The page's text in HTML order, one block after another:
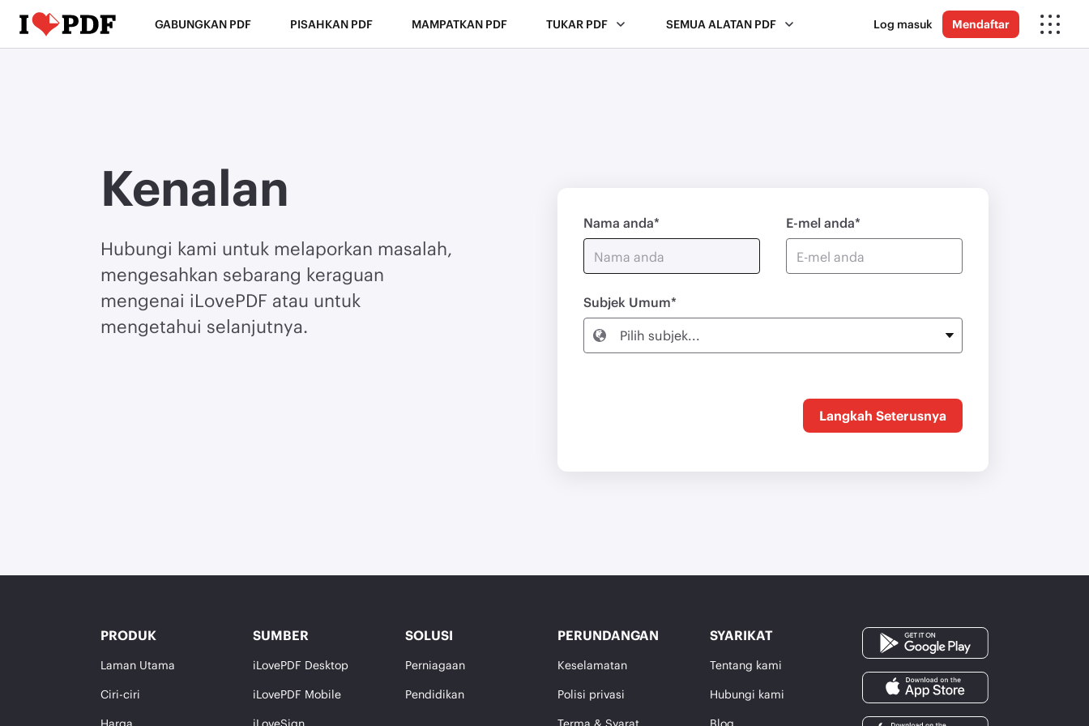
GABUNGKAN PDF PISAHKAN PDF MAMPATKAN PDF TUKAR PDF SEMUA ALATAN PDF Log masuk Mendaftar
Kenalan
Hubungi kami untuk melaporkan masalah,
mengesahkan sebarang keraguan
mengenai iLovePDF atau untuk
mengetahui selanjutnya.
Nama anda E-mel anda
Subjek Umum
Langkah Seterusnya
PRODUK
Laman Utama
Ciri-ciri
Harga
SUMBER
iLovePDF Desktop
iLovePDF Mobile
iLoveSign
SOLUSI
Perniagaan
Pendidikan
PERUNDANGAN
Keselamatan
Polisi privasi
Terma & Syarat
SYARIKAT
Tentang kami
Hubungi kami
Blog